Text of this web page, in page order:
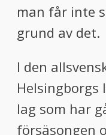
man får inte
grund av det.
I den
Helsingborgs
lag som har
försäsongen